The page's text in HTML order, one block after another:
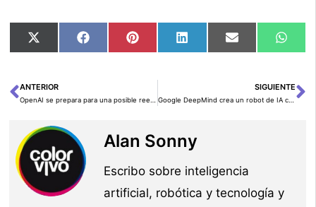
Compartir
en
X
Compartir
en
FacebookCompartir
en
PinterestCompartir
en
LinkedInCompartir
en
Email
en
Ant
ANTERIOR SIGUIENTE
Alan Sonny
Escribo sobre inteligencia
artificial, robótica y tecnología y